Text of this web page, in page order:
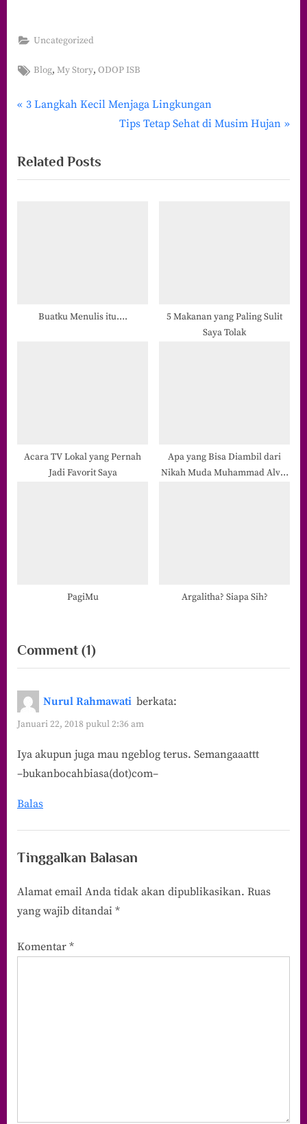
Uncategorized
Tags:
Blog,My Story,ODOP ISB
Navigasi
P
v
i
3 Langkah Kecil Menjaga Lingkungan
N
t
Tips Tetap Sehat di Musim Hujan
Related Posts
Buatku Menulis itu….
5 Makanan yang Paling Sulit
Saya Tolak
Acara TV Lokal yang Pernah
Jadi Favorit Saya
Apa yang Bisa Diambil dari
Nikah Muda Muhammad Alvin
PagiMu Argalitha? Siapa Sih?
Comment (1)on
“Beranjak
Akan
Seterusnya
Nurul Rahmawati berkata:
Januari 22, 2018 pukul 2:36 am
Iya akupun juga mau ngeblog terus. Semangaaattt
–bukanbocahbiasa(dot)com–
Balas
Tinggalkan Balasan
Alamat email Anda tidak akan dipublikasikan. Ruas
yang wajib ditandai *
Komentar *